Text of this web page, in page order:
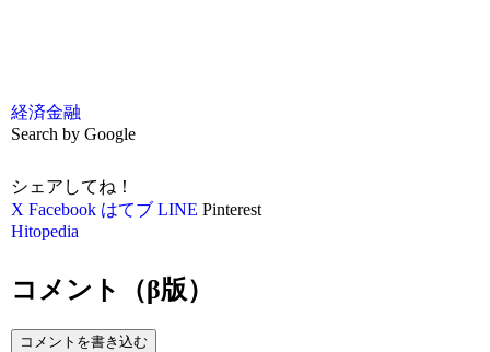
経済金融
Search by Google
シェアしてね！
X Facebook はてブ LINE Pinterest
Hitopedia
コメント（β版）
コメントを書き込む